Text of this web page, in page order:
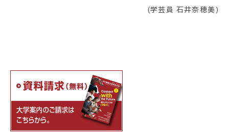
(学芸員 石井奈穂美)